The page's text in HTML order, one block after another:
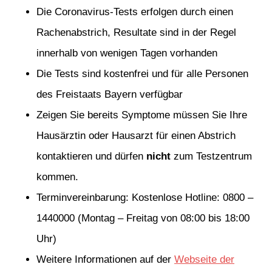
Die Coronavirus-Tests erfolgen durch einen
Rachenabstrich, Resultate sind in der Regel
innerhalb von wenigen Tagen vorhanden
Die Tests sind kostenfrei und für alle Personen
des Freistaats Bayern verfügbar
Zeigen Sie bereits Symptome müssen Sie Ihre
Hausärztin oder Hausarzt für einen Abstrich
kontaktieren und dürfen nicht zum Testzentrum
kommen.
Terminvereinbarung: Kostenlose Hotline: 0800 –
1440000 (Montag – Freitag von 08:00 bis 18:00
Uhr)
Weitere Informationen auf der Webseite der